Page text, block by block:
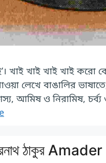
খাই খাই খাই খাই
লেখে বাঙালির
আমিষ ও নিরামিষ,
ঠাকুর